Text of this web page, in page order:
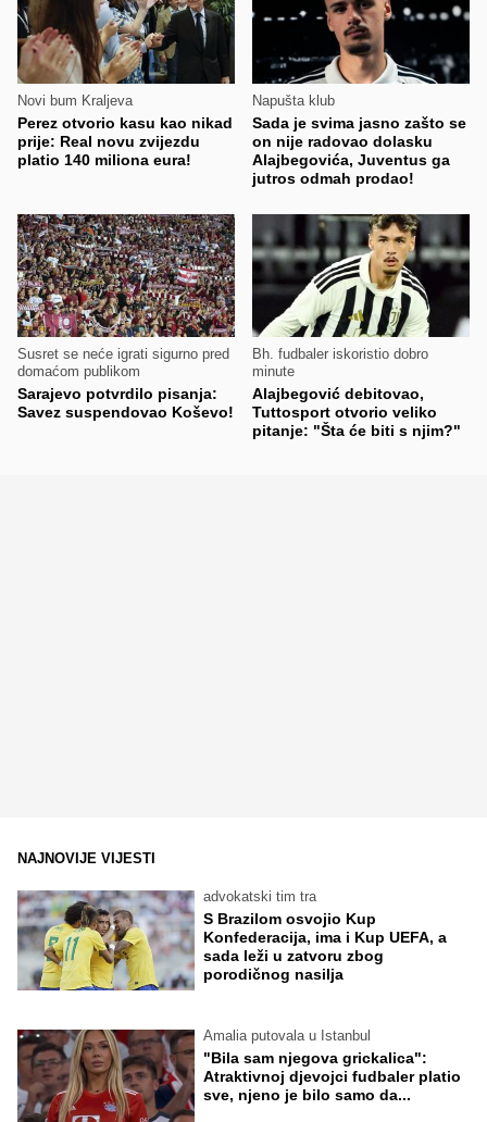
Novi bum Kraljeva
Perez otvorio kasu kao nikad
prije: Real novu zvijezdu
platio 140 miliona eura!
Napušta klub
Sada je svima jasno zašto se
on nije radovao dolasku
Alajbegovića, Juventus ga
jutros odmah prodao!
Susret se neće igrati sigurno pred
domaćom publikom
Sarajevo potvrdilo pisanja:
Savez suspendovao Koševo!
Bh. fudbaler iskoristio dobro
minute
Alajbegović debitovao,
Tuttosport otvorio veliko
pitanje: "Šta će biti s njim?"
NAJNOVIJE VIJESTI
advokatski tim tra
S Brazilom osvojio Kup
Konfederacija, ima i Kup UEFA, a
sada leži u zatvoru zbog
porodičnog nasilja
Amalia putovala u Istanbul
"Bila sam njegova grickalica":
Atraktivnoj djevojci fudbaler platio
sve, njeno je bilo samo da...